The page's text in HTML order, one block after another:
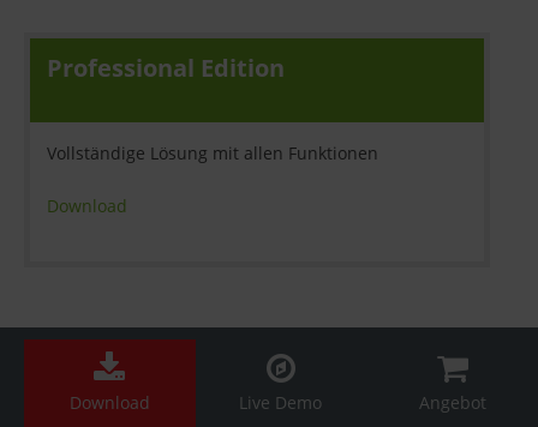
Professional Edition
Vollständige Lösung mit allen Funktionen
Download
Download Live Demo Angebot